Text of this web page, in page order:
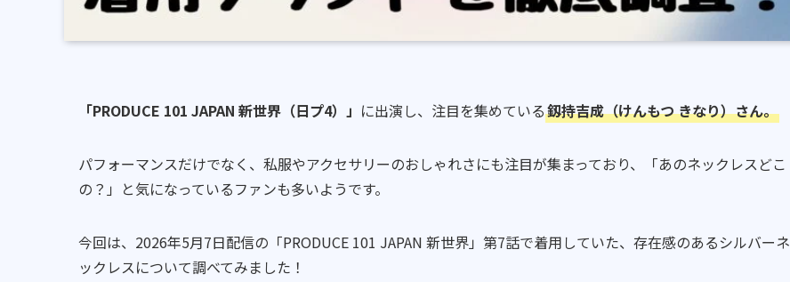
「PRODUCE 101 JAPAN 新世界（日プ4）」 に出演し、注目を集めている釼持吉成（けんもつ きなり）さん。
パフォーマンスだけでなく、私服やアクセサリーのおしゃれさにも注目が集まっており、「あのネックレスどこ
の？」と気になっているファンも多いようです。
今回は、2026年5月7日配信の「PRODUCE 101 JAPAN 新世界」第7話で着用していた、存在感のあるシルバーネ
ックレスについて調べてみました！